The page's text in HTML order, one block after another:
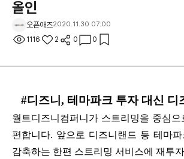
올인
오픈애즈2020.11.30 07:00
1116 2 0 0
#디즈니, 테마파크 투자 대신 디
월트디즈니컴퍼니가 스트리밍을 중심으
편합니다. 앞으로 디즈니랜드 등 테마
감축하는 한편 스트리밍 서비스에 재투